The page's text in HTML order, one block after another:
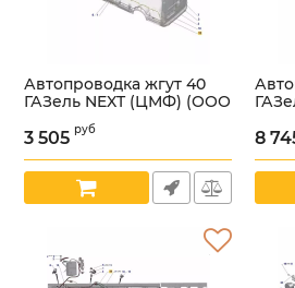
Автопроводка жгут 40
ГАЗель NEXT (ЦМФ) (ООО
"Арзамасское ПО
Автопровод" ГАЗ
А31R22.3724040/
УТ000006365
3 505 руб 8